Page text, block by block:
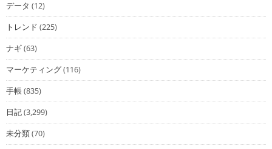
データ (12)
トレンド (225)
ナギ(63)
マーケティング(116)
手帳(835)
日記(3,299)
未分類(70)